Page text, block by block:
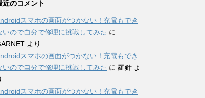
近のコメント
スマホの画面がつかない！充電もでき
いので自分で修理に挑戦してみた に
より
スマホの画面がつかない！充電もでき
いので自分で修理に挑戦してみた に 羅針 よ
スマホの画面がつかない！充電もでき